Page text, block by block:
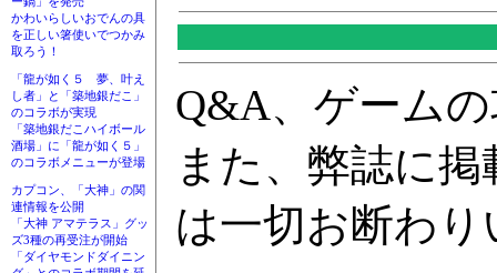
かわいらしいおでんの具
を正しい箸使いでつかみ
取ろう！
「龍が如く５ 夢、叶え
し者」と「築地銀だこ」
のコラボが実現
「築地銀だこハイボール
酒場」に「龍が如く５」
のコラボメニューが登場
カプコン、「大神」の関
連情報を公開
「大神 アマテラス」グッ
ズ3種の再受注が開始
「ダイヤモンドダイニン
Q&A、ゲーム
また、弊誌に
は一切お断わ